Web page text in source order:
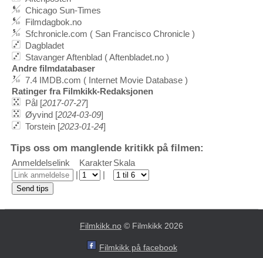
Chicago Sun-Times
Filmdagbok.no
Sfchronicle.com ( San Francisco Chronicle )
Dagbladet
Stavanger Aftenblad ( Aftenbladet.no )
Andre filmdatabaser
7.4 IMDB.com ( Internet Movie Database )
Ratinger fra Filmkikk-Redaksjonen
Pål [2017-07-27]
Øyvind [2024-03-09]
Torstein [2023-01-24]
Tips oss om manglende kritikk på filmen:
Anmeldelselink KarakterSkala
|
|
Filmkikk.no © Filmkikk 2026
Filmkikk på facebook